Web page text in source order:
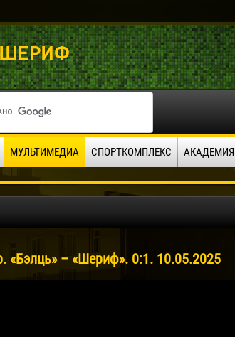
МУЛЬТИМЕДИА СПОРТКОМПЛЕКС АКАДЕМИЯ
«Бэлць» – «Шериф». 0:1. 10.05.2025